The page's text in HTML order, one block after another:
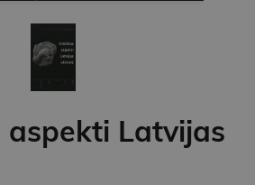
aspekti Latvijas